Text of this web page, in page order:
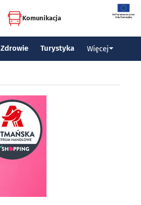
Komunikacja
Zdrowie Turystyka Więcej